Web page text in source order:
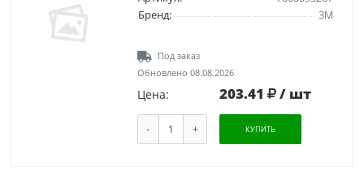
Бренд:
3М
Под заказ
Обновлено 08.08.2026
Цена: 203.41 / шт
- + КУПИТЬ